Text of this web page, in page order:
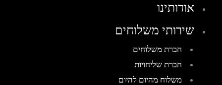
אודותינו
שירותי משלוחים
חברת משלוחים
חברת שליחויות
משלוח מהיום להיום